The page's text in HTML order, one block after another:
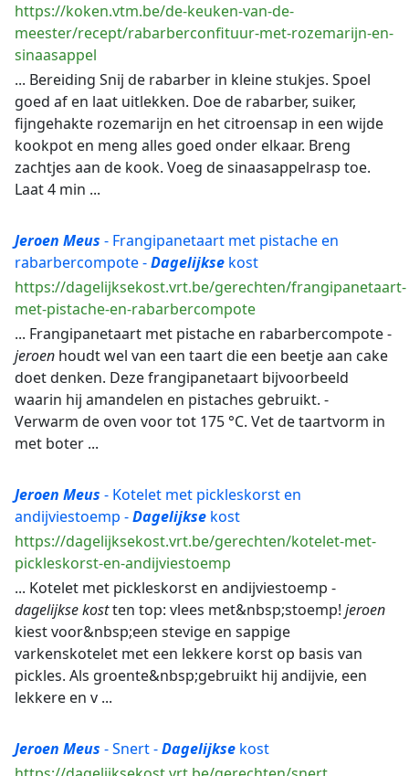
https://koken.vtm.be/de-keuken-van-de-
meester/recept/rabarberconfituur-met-rozemarijn-en-
sinaasappel
... Bereiding Snij de rabarber in kleine stukjes. Spoel
goed af en laat uitlekken. Doe de rabarber, suiker,
fijngehakte rozemarijn en het citroensap in een wijde
kookpot en meng alles goed onder elkaar. Breng
zachtjes aan de kook. Voeg de sinaasappelrasp toe.
Laat 4 min ...
Jeroen Meus - Frangipanetaart met pistache en
rabarbercompote -Dagelijkse kost
https://dagelijksekost.vrt.be/gerechten/frangipanetaart-
met-pistache-en-rabarbercompote
... Frangipanetaart met pistache en rabarbercompote -
jeroen houdt wel van een taart die een beetje aan cake
doet denken. Deze frangipanetaart bijvoorbeeld
waarin hij amandelen en pistaches gebruikt. -
Verwarm de oven voor tot 175 °C. Vet de taartvorm in
met boter ...
Jeroen Meus - Kotelet met pickleskorst en
andijviestoemp -Dagelijkse kost
https://dagelijksekost.vrt.be/gerechten/kotelet-met-
pickleskorst-en-andijviestoemp
... Kotelet met pickleskorst en andijviestoemp -
dagelijksekostten top: vlees met&nbsp;stoemp! jeroen
kiest voor&nbsp;een stevige en sappige
varkenskotelet met een lekkere korst op basis van
pickles. Als groente&nbsp;gebruikt hij andijvie, een
lekkere en v ...
Jeroen Meus - Snert -Dagelijkse kost